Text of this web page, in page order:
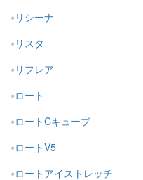
リシーナ
リスタ
リフレア
ロート
ロートCキューブ
ロートV5
ロートアイストレッチ